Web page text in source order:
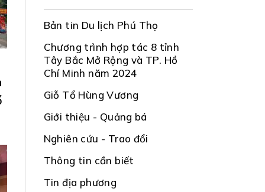
Bản tin Du lịch Phú Thọ
Chương trình hợp tác 8 tỉnh
Tây Bắc Mở Rộng và TP. Hồ
Chí Minh năm 2024
Giỗ Tổ Hùng Vương
Giới thiệu - Quảng bá
Nghiên cứu - Trao đổi
Thông tin cần biết
Tin địa phương